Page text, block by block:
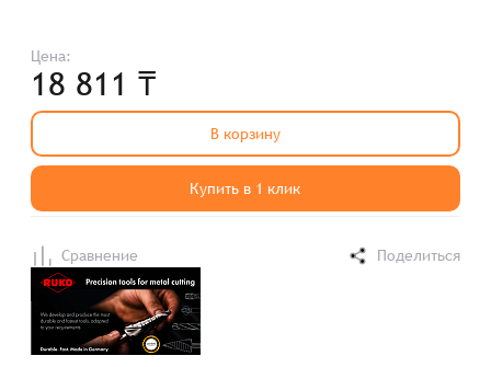
Цена:
18 811 ₸
В корзину
Купить в 1 клик
Сравнение Поделиться